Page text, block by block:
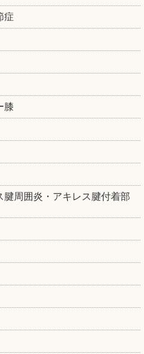
症
膝
腱周囲炎・アキレス腱付着部